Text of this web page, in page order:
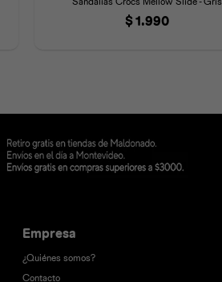
$1.990
Empresa
¿Quiénes somos?
Contacto